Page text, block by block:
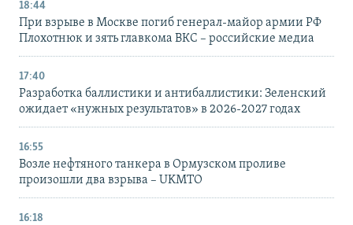
18:44
При взрыве в Москве погиб генерал-майор армии РФ
Плохотнюк и зять главкома ВКС – российские медиа
17:40
Разработка баллистики и антибаллистики: Зеленский
ожидает «нужных результатов» в 2026-2027 годах
16:55
Возле нефтяного танкера в Ормузском проливе
произошли два взрыва – UKMTO
16:18